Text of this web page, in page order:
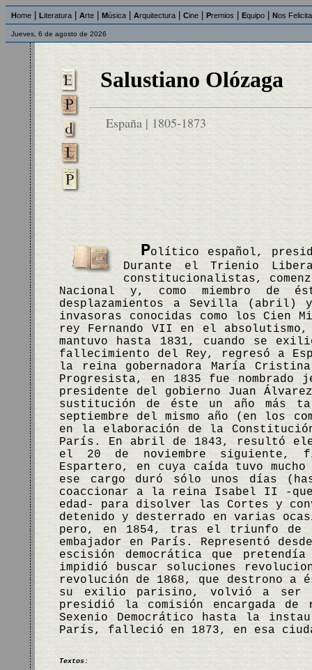
Home Literatura Arte Música Arquitectura Cine Premios Equipo Nos
Jueves, 6 de agosto de 2026
Salustiano Olózaga
España | 1805-1873
Político español,
Durante el Trienio
constitucionalistas,
Nacional y, como miembro de
desplazamientos a Sevilla (abril)
invasoras conocidas como los Cien
rey Fernando VII en el
mantuvo hasta 1831, cuando se
fallecimiento del Rey, regresó a
la reina gobernadora María
Progresista, en 1835 fue
presidente del gobierno Juan
sustitución de éste un año más
septiembre del mismo año (en los
en la elaboración de la
París. En abril de 1843, resultó
el 20 de noviembre siguiente,
Espartero, en cuya caída tuvo
ese cargo duró sólo unos días
coaccionar a la reina Isabel II -que,
edad- para disolver las Cortes y
detenido y desterrado en varias
pero, en 1854, tras el triunfo de
embajador en París. Representó
escisión democrática que
impidió buscar soluciones
revolución de 1868, que destrono a
su exilio parisino, volvió a ser
presidió la comisión encargada
Sexenio Democrático hasta la
París, falleció en 1873, en esa
Textos: